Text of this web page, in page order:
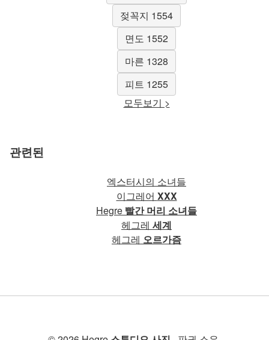
젖꼭지 1554
면도 1552
마른 1328
피트 1255
모두보기 >
관련된
엑스터시의 소녀들
이그레어 XXX
Hegre 빨간 머리 소녀들
헤그레 세계
헤그레 오르가즘